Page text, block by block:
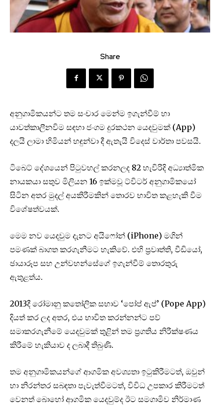
Share
අනුගාමිකයන්ට තම සංචාර මෙන්ම ඉගැන්වීම් හා
යාවත්කාලීනවිම සඳහා ජංගම දුරකථන යෙදවුමක් (App)
දලයි ලාමා හිමියන් හඳුන්වා දී ඇතැයි විදෙස් වාර්තා පවසයි.
ටිබෙට් දේශයෙන් පිටුවහල් කරනලද 82 හැවිරිදි අධ්‍යාත්මික
නායකයා සතුව මිලියන 16 ඉක්මවූ ට්විටර් අනුගාමිකයෝ
සිටින අතර මුදල් අයකිරීමකින් තොරව භාවිත කළහැකි වීම
විශේෂත්වයක්.
මෙම නව යෙදවුම දැනට අයිෆෝන් (iPhone) මගින්
පමණක් බාගත කරගැනීමට හැකිවේ. එහි ප්‍රවෘත්ති, වීඩියෝ,
ඡායාරූප සහ උන්වහන්සේගේ ඉගැන්වීම් තොරතුරු
ඇතුළත්ය.
2013දී රෝමානු කතෝලික සභාව ‘පෝප් ඇප්’ (Pope App)
දියත් කර ලද අතර, එය භාවිත කරන්නන්ට පව්
සමාකරගැනීමේ යෙදවුමක් තුළින් තම ප්‍රගතිය නිරීක්ෂණය
කිරීමේ හැකියාව ද ලබාදී තිබුණි.
තම අනුගාමිකයන්ගේ ආගමික අවශ්‍යතා ඉටුකිරීමටත්, ඔවුන්
හා නිරන්තර සබඳතා පැවැත්වීමටත්, විවිධ උපකාර කිරීමටත්
වෙනත් බොහෝ ආගමික යෙදවුම්ද ඊට සමගාමිව නිර්මාණ